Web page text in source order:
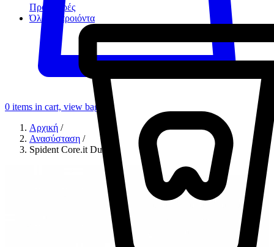
Προσφορές
Όλα τα προιόντα
0 items in cart, view bag
Αρχική /
Ανασύσταση /
Spident Core.it Dual